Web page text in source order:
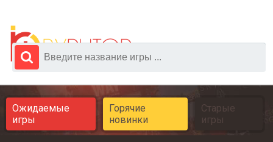
Ожидаемые
игры
Горячие
новинки
Старые
игры